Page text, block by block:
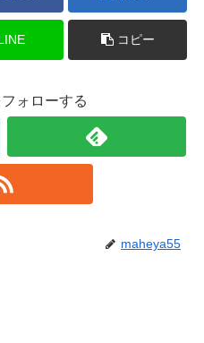
コピー
ォローする
maheya55